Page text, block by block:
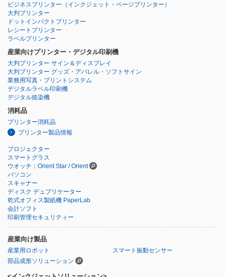
ビジネスプリンター （インクジェット・ページプリンター）
大判プリンター
ドットインパクトプリンター
レシートプリンター
ラベルプリンター
産業向けプリンター・デジタル印刷機
大判プリンター サイン＆ディスプレイ
大判プリンター グッズ・アパレル・ソフトサイン
業務用写真・プリントシステム
デジタルラベル印刷機
デジタル捺染機
消耗品
プリンター消耗品
プリンター製品情報
プロジェクター
スマートグラス
ウオッチ：Orient Star / Orient
パソコン
スキャナー
ディスク デュプリケーター
乾式オフィス製紙機 PaperLab
会計ソフト
印刷管理セキュリティー
産業向け製品
産業用ロボット
スマート振動センサー
部品成形ソリューション